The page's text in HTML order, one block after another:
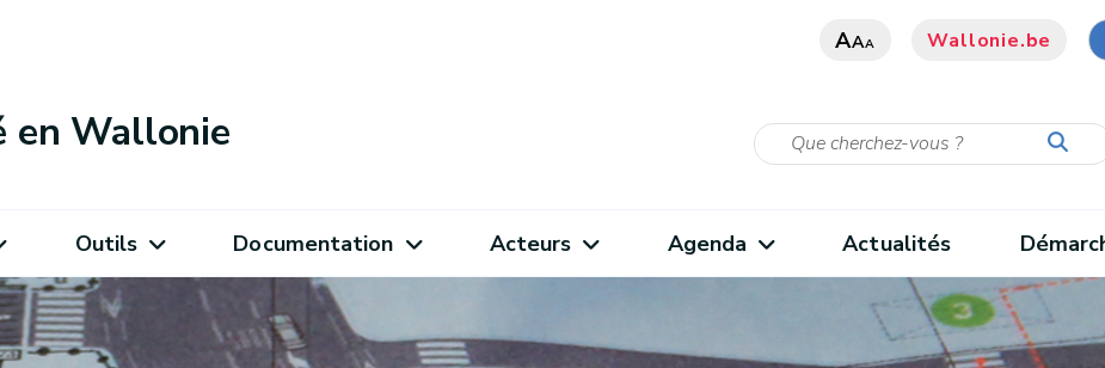
AAA Wallonie.be
en Wallonie
Outils Documentation Acteurs Agenda Actualités